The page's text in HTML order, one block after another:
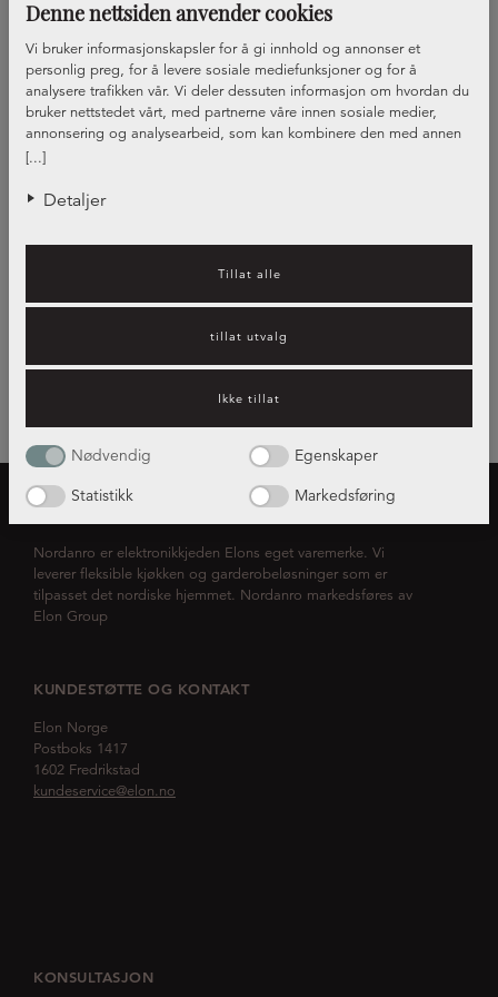
Denne nettsiden anvender cookies
[...]
Vi bruker informasjonskapsler for å gi innhold og annonser et
personlig preg, for å levere sosiale mediefunksjoner og for å
analysere trafikken vår. Vi deler dessuten informasjon om hvordan du
bruker nettstedet vårt, med partnerne våre innen sosiale medier,
annonsering og analysearbeid, som kan kombinere den med annen
informasjon du har gjort tilgjengelig for dem, eller som de har samlet
Detaljer
Tillat alle
tillat utvalg
Ikke tillat
Nødvendig
Egenskaper
Statistikk
Markedsføring
Front Metallic, vitrine
OM NORDANRO
Nordanro er elektronikkjeden Elons eget varemerke. Vi
leverer fleksible kjøkken og garderobeløsninger som er
tilpasset det nordiske hjemmet. Nordanro markedsføres av
Elon Group
KUNDESTØTTE OG KONTAKT
Elon Norge
Postboks 1417
1602 Fredrikstad
kundeservice@elon.no
KONSULTASJON